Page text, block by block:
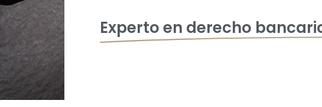
Experto en derecho